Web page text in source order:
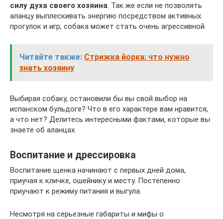
силу духа своего хозяина. Так же если не позволять
аланцу выплескивать энергию посредством активных
прогулок и игр, собака может стать очень агрессивной.
Читайте также: Стрижка йорка: что нужно
знать хозяину
Выбирая собаку, остановили бы вы свой выбор на
испанском бульдоге? Что в его характере вам нравится,
а что нет? Делитесь интересными фактами, которые вы
знаете об аланцах.
Воспитание и дрессировка
Воспитание щенка начинают с первых дней дома,
приучая к кличке, ошейнику и месту. Постепенно
приучают к режиму питания и выгула.
Несмотря на серьезные габариты и мифы о